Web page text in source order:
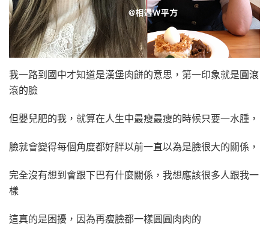
我一路到國中才知道是漢堡肉餅的意思，第一印象就是圓滾
滾的臉
但嬰兒肥的我，就算在人生中最瘦最瘦的時候只要一水腫，
臉就會變得每個角度都好胖以前一直以為是臉很大的關係，
完全沒有想到會跟下巴有什麼關係，我想應該很多人跟我一
樣
這真的是困擾，因為再瘦臉都一樣圓圓肉肉的